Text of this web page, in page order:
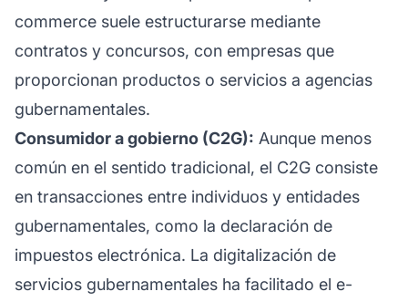
commerce suele estructurarse mediante
contratos y concursos, con empresas que
proporcionan productos o servicios a agencias
gubernamentales.
Consumidor a gobierno (C2G): Aunque menos
común en el sentido tradicional, el C2G consiste
en transacciones entre individuos y entidades
gubernamentales, como la declaración de
impuestos electrónica. La digitalización de
servicios gubernamentales ha facilitado el e-